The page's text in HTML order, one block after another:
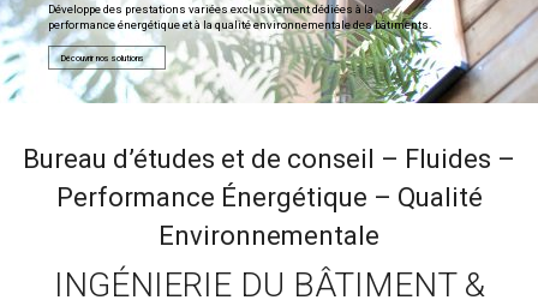
Développe des prestations variées exclusivement dédiées à la
performance énergétique et à la qualité environnementale des bâtiments.
Découvrir nos solutions
Bureau d’études et de conseil – Fluides –
Performance Énergétique – Qualité
Environnementale
INGÉNIERIE DU BÂTIMENT &